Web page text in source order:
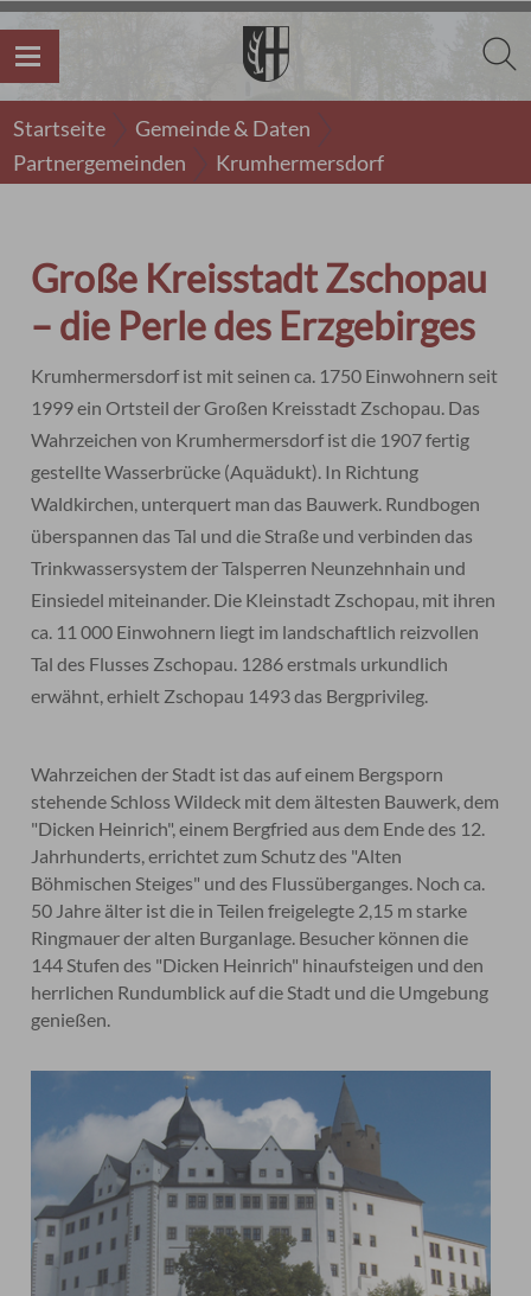
Startseite
Gemeinde & Daten
Partnergemeinden
Krumhermersdorf
Große Kreisstadt Zschopau
– die Perle des Erzgebirges
Krumhermersdorf ist mit seinen ca. 1750 Einwohnern seit
1999 ein Ortsteil der Großen Kreisstadt Zschopau. Das
Wahrzeichen von Krumhermersdorf ist die 1907 fertig
gestellte Wasserbrücke (Aquädukt). In Richtung
Waldkirchen, unterquert man das Bauwerk. Rundbogen
überspannen das Tal und die Straße und verbinden das
Trinkwassersystem der Talsperren Neunzehnhain und
Einsiedel miteinander. Die Kleinstadt Zschopau, mit ihren
ca. 11 000 Einwohnern liegt im landschaftlich reizvollen
Tal des Flusses Zschopau. 1286 erstmals urkundlich
erwähnt, erhielt Zschopau 1493 das Bergprivileg.
Wahrzeichen der Stadt ist das auf einem Bergsporn
stehende Schloss Wildeck mit dem ältesten Bauwerk, dem
"Dicken Heinrich", einem Bergfried aus dem Ende des 12.
Jahrhunderts, errichtet zum Schutz des "Alten
Böhmischen Steiges" und des Flussüberganges. Noch ca.
50 Jahre älter ist die in Teilen freigelegte 2,15 m starke
Ringmauer der alten Burganlage. Besucher können die
144 Stufen des "Dicken Heinrich" hinaufsteigen und den
herrlichen Rundumblick auf die Stadt und die Umgebung
genießen.